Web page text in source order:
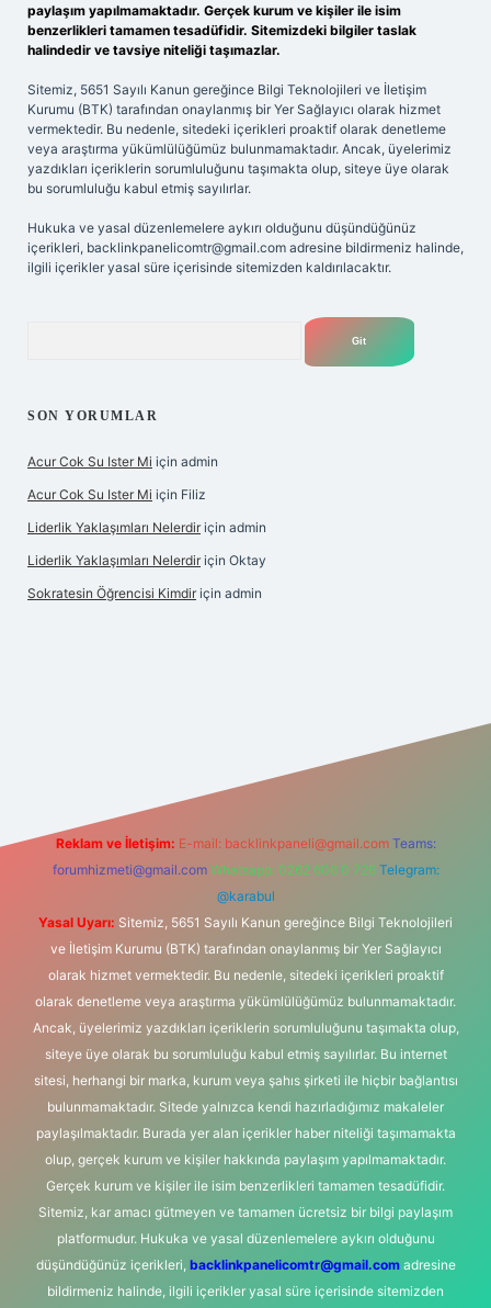
paylaşım yapılmamaktadır. Gerçek kurum ve kişiler ile isim
benzerlikleri tamamen tesadüfidir. Sitemizdeki bilgiler taslak
halindedir ve tavsiye niteliği taşımazlar.
Sitemiz, 5651 Sayılı Kanun gereğince Bilgi Teknolojileri ve İletişim
Kurumu (BTK) tarafından onaylanmış bir Yer Sağlayıcı olarak hizmet
vermektedir. Bu nedenle, sitedeki içerikleri proaktif olarak denetleme
veya araştırma yükümlülüğümüz bulunmamaktadır. Ancak, üyelerimiz
yazdıkları içeriklerin sorumluluğunu taşımakta olup, siteye üye olarak
bu sorumluluğu kabul etmiş sayılırlar.
Hukuka ve yasal düzenlemelere aykırı olduğunu düşündüğünüz
içerikleri, backlinkpanelicomtr@gmail.com adresine bildirmeniz halinde,
ilgili içerikler yasal süre içerisinde sitemizden kaldırılacaktır.
SON YORUMLAR
Acur Cok Su Ister Mi için admin
Acur Cok Su Ister Mi için Filiz
Liderlik Yaklaşımları Nelerdir için admin
Liderlik Yaklaşımları Nelerdir için Oktay
Sokratesin Öğrencisi Kimdir için admin
Reklam ve İletişim: E-mail: backlinkpaneli@gmail.com Teams:
forumhizmeti@gmail.com Whatsapp: 0262 606 0 726 Telegram:
@karabul
Yasal Uyarı: Sitemiz, 5651 Sayılı Kanun gereğince Bilgi Teknolojileri
ve İletişim Kurumu (BTK) tarafından onaylanmış bir Yer Sağlayıcı
olarak hizmet vermektedir. Bu nedenle, sitedeki içerikleri proaktif
olarak denetleme veya araştırma yükümlülüğümüz bulunmamaktadır.
Ancak, üyelerimiz yazdıkları içeriklerin sorumluluğunu taşımakta olup,
siteye üye olarak bu sorumluluğu kabul etmiş sayılırlar. Bu internet
sitesi, herhangi bir marka, kurum veya şahıs şirketi ile hiçbir bağlantısı
bulunmamaktadır. Sitede yalnızca kendi hazırladığımız makaleler
paylaşılmaktadır. Burada yer alan içerikler haber niteliği taşımamakta
olup, gerçek kurum ve kişiler hakkında paylaşım yapılmamaktadır.
Gerçek kurum ve kişiler ile isim benzerlikleri tamamen tesadüfidir.
Sitemiz, kar amacı gütmeyen ve tamamen ücretsiz bir bilgi paylaşım
platformudur. Hukuka ve yasal düzenlemelere aykırı olduğunu
düşündüğünüz içerikleri, backlinkpanelicomtr@gmail.comadresine
bildirmeniz halinde, ilgili içerikler yasal süre içerisinde sitemizden